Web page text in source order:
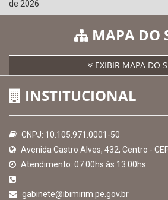
de 2026
MAPA DO
EXIBIR MAPA DO
INSTITUCIONAL
CNPJ: 10.105.971.0001-50
Avenida Castro Alves, 432, Centro -
Atendimento: 07:00hs às 13:00hs
gabinete@ibimirim.pe.gov.br